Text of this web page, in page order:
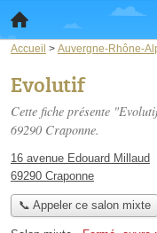
Accueil > Auvergne-Rhône-
Evolutif
Cette fiche présente
69290 Craponne.
16 avenue Edouard Millaud
69290 Craponne
📞 Appeler ce salon mixte